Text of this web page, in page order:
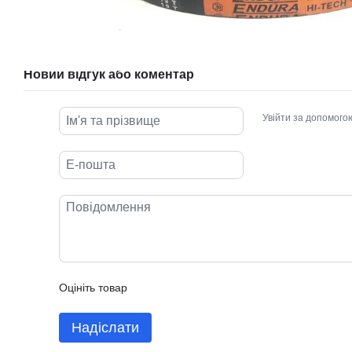
Новий відгук або коментар
Увійти за
Оцініть товар
Надіслати